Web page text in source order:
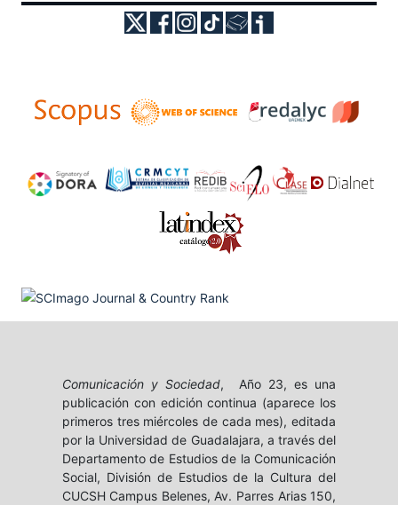
Comunicación y Sociedad, Año 23, es una
publicación con edición continua (aparece los
primeros tres miércoles de cada mes), editada
por la Universidad de Guadalajara, a través del
Departamento de Estudios de la Comunicación
Social, División de Estudios de la Cultura del
CUCSH Campus Belenes, Av. Parres Arias 150,